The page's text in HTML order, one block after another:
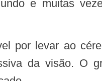
da visão. O